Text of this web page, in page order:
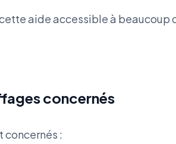
aide accessible à beaucoup
concernés
concernés :